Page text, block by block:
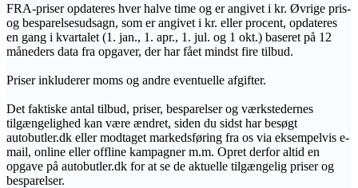
FRA-priser opdateres hver halve time og er angivet i kr. Øvrige pris-
og besparelsesudsagn, som er angivet i kr. eller procent, opdateres
en gang i kvartalet (1. jan., 1. apr., 1. jul. og 1 okt.) baseret på 12
måneders data fra opgaver, der har fået mindst fire tilbud.
Priser inkluderer moms og andre eventuelle afgifter.
Det faktiske antal tilbud, priser, besparelser og værkstedernes
tilgængelighed kan være ændret, siden du sidst har besøgt
autobutler.dk eller modtaget markedsføring fra os via eksempelvis e-
mail, online eller offline kampagner m.m. Opret derfor altid en
opgave på autobutler.dk for at se de aktuelle tilgængelig priser og
besparelser.